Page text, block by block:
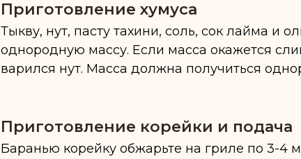
Приготовление хумуса
Тыкву, нут, пасту тахини, соль, сок лайма и
однородную массу. Если масса окажется
варился нут. Масса должна получиться
Приготовление корейки и подача
Баранью корейку обжарьте на гриле по 3-4